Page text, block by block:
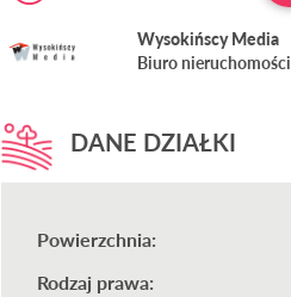
Wysokińscy Media
Biuro nieruchomości
DANE DZIAŁKI
Powierzchnia:
Rodzaj prawa: